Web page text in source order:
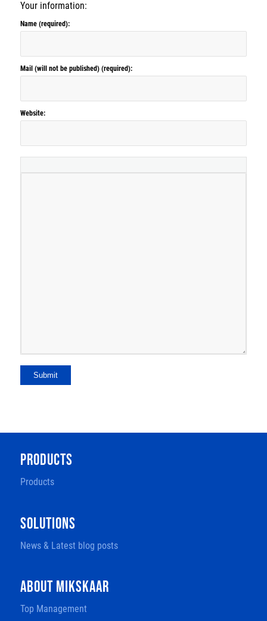
Your information:
Name (required):
Mail (will not be published) (required):
Website:
Submit
PRODUCTS
Products
SOLUTIONS
News & Latest blog posts
ABOUT MIKSKAAR
Top Management